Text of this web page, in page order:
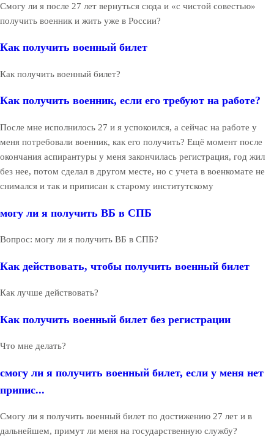
Смогу ли я после 27 лет вернуться сюда и «с чистой совестью»
получить военник и жить уже в России?
Как получить военный билет
Как получить военный билет?
Как получить военник, если его требуют на работе?
После мне исполнилось 27 и я успокоился, а сейчас на работе у
меня потребовали военник, как его получить? Ещё момент после
окончания аспирантуры у меня закончилась регистрация, год жил
без нее, потом сделал в другом месте, но с учета в военкомате не
снимался и так и приписан к старому институтскому
могу ли я получить ВБ в СПБ
Вопрос: могу ли я получить ВБ в СПБ?
Как действовать, чтобы получить военный билет
Как лучше действовать?
Как получить военный билет без регистрации
Что мне делать?
смогу ли я получить военный билет, если у меня нет
припис...
Смогу ли я получить военный билет по достижению 27 лет и в
дальнейшем, примут ли меня на государственную службу?